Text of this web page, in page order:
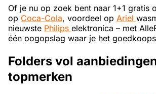
Of je nu op zoek bent naar 1+1 gratis
op Coca-Cola, voordeel op Ariel
nieuwste Philips elektronica – met
één oogopslag waar je het
Folders vol
topmerken